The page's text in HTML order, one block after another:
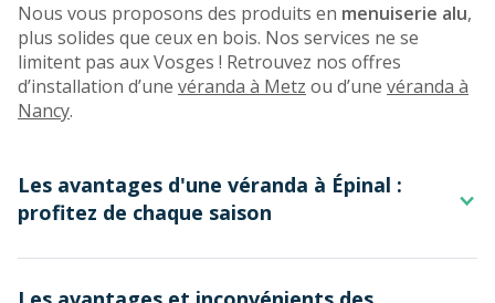
Nous vous proposons des produits en menuiserie alu,
plus solides que ceux en bois. Nos services ne se
limitent pas aux Vosges ! Retrouvez nos offres
d’installation d’une véranda à Metz ou d’une véranda à
Nancy.
Les avantages d'une véranda à Épinal :
profitez de chaque saison
Vous cherchez à améliorer votre espace de vie à Épinal